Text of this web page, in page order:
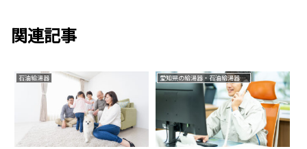
関連記事
石油給湯器 愛知県の給湯器・石油給湯器交換なら生活案内所